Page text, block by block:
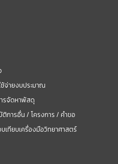
จ่ายงบประมาณ
รจัดหาพัสดุ
การอื่น / โครงการ / คำขอ
เทียบเครื่องมือวิทยาศาสตร์